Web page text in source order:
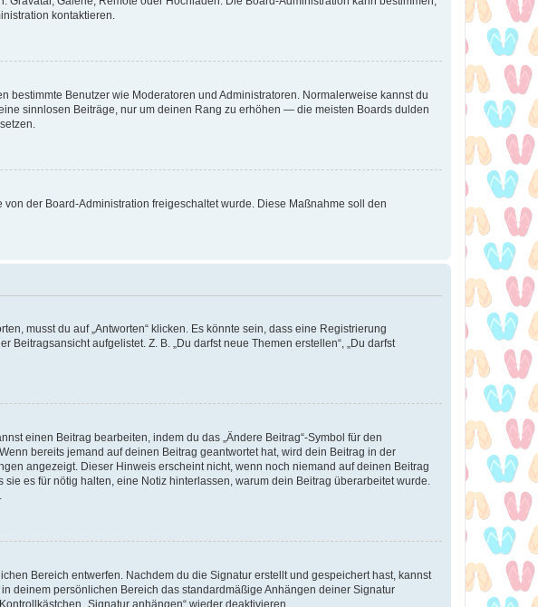
kontaktieren.
Benutzer wie Moderatoren und Administratoren. Normalerweise kannst du
sinnlosen Beiträge, nur um deinen Rang zu erhöhen — die meisten Boards dulden
der Board-Administration freigeschaltet wurde. Diese Maßnahme soll den
musst du auf „Antworten“ klicken. Es könnte sein, dass eine Registrierung
aufgelistet. Z. B. „Du darfst neue Themen erstellen“, „Du darfst
einen Beitrag bearbeiten, indem du das „Ändere Beitrag“-Symbol für den
bereits jemand auf deinen Beitrag geantwortet hat, wird dein Beitrag in der
angezeigt. Dieser Hinweis erscheint nicht, wenn noch niemand auf deinen Beitrag
es für nötig halten, eine Notiz hinterlassen, warum dein Beitrag überarbeitet wurde.
Bereich entwerfen. Nachdem du die Signatur erstellt und gespeichert hast, kannst
deinem persönlichen Bereich das standardmäßige Anhängen deiner Signatur
„Signatur anhängen“ wieder deaktivieren.